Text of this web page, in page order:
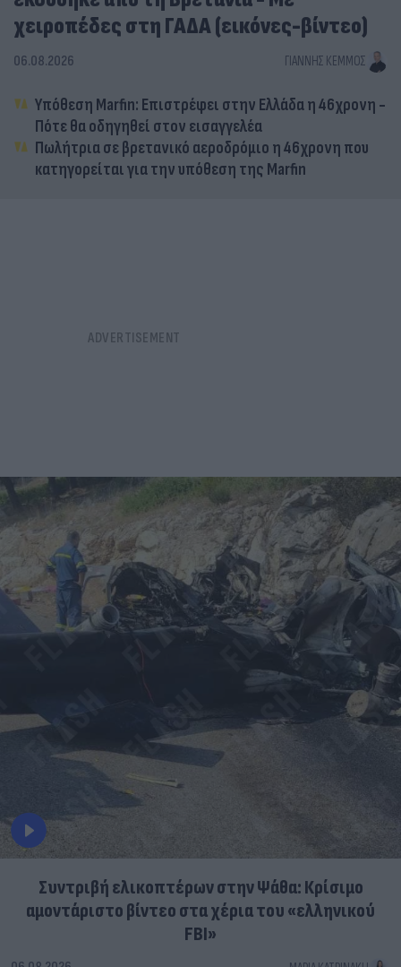
χειροπέδες στη ΓΑΔΑ (εικόνες-βίντεο)
06.08.2026 ΓΙΆΝΝΗΣ ΚΈΜΜΟΣ
Υπόθεση Marfin: Επιστρέφει στην Ελλάδα η 46χρονη -
Πότε θα οδηγηθεί στον εισαγγελέα
Πωλήτρια σε βρετανικό αεροδρόμιο η 46χρονη που
κατηγορείται για την υπόθεση της Marfin
Συντριβή ελικοπτέρων στην Ψάθα: Κρίσιμο
αμοντάριστο βίντεο στα χέρια του «ελληνικού
FBI»